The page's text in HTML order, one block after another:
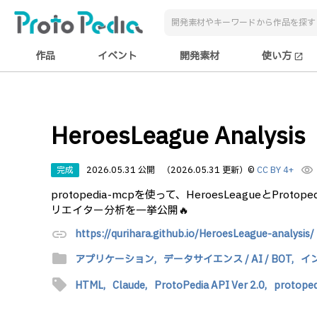
作品 イベント 開発素材 使い方 open_in_new
HeroesLeague Analysis
完成 2026.05.31 公開 （2026.05.31 更新） © CC BY 4+ visibility
protopedia-mcpを使って、HeroesLeagueと
リエイター分析を一挙公開🔥
link https://qurihara.github.io/HeroesLeague-analysis/
folder アプリケーション, データサイエンス / AI / BOT, イ
sell HTML, Claude, ProtoPedia API Ver 2.0,